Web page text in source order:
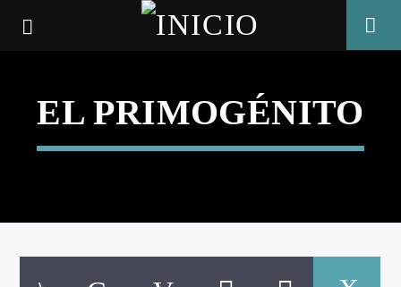
EL PRIMOGÉNITO